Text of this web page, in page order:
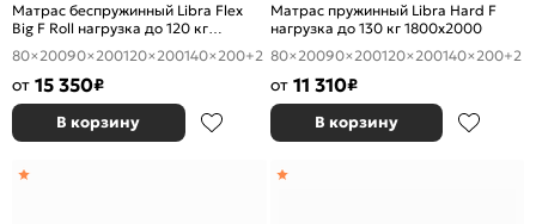
Матрас беспружинный Libra Flex
Big F Roll нагрузка до 120 кг
1800x2000
80×20090×200120×200140×200+2
от 15 350₽
В корзину
Матрас пружинный Libra Hard F
нагрузка до 130 кг 1800x2000
80×20090×200120×200140×200+2
от 11 310₽
В корзину